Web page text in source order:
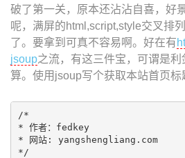
破了第一关，原本还沾沾自喜，好
呢，满屏的html,script,style交叉排
了。要拿到可真不容易啊。好在有
jsoup之流，有这三件宝，可谓是
算。使用jsoup写个获取本站首页标
/*
* 作者：fedkey
* 网站: yangshengliang.com
*/